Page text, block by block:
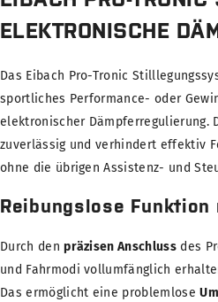
ELEKTRONISCHE
Das Eibach Pro-Tronic
sportliches Performance- oder
elektronischer Dämpferregulierung.
zuverlässig und verhindert effektiv
ohne die übrigen Assistenz- und
Reibungslose Funktion
Durch denpräzisen Anschlussdes
und Fahrmodi vollumfänglich
Das ermöglicht eine problemlose